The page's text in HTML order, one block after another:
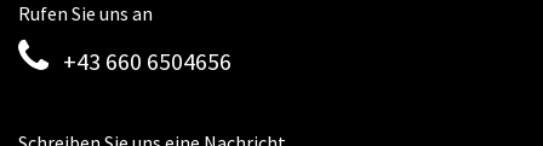
Rufen Sie uns an
+43 660 6504656